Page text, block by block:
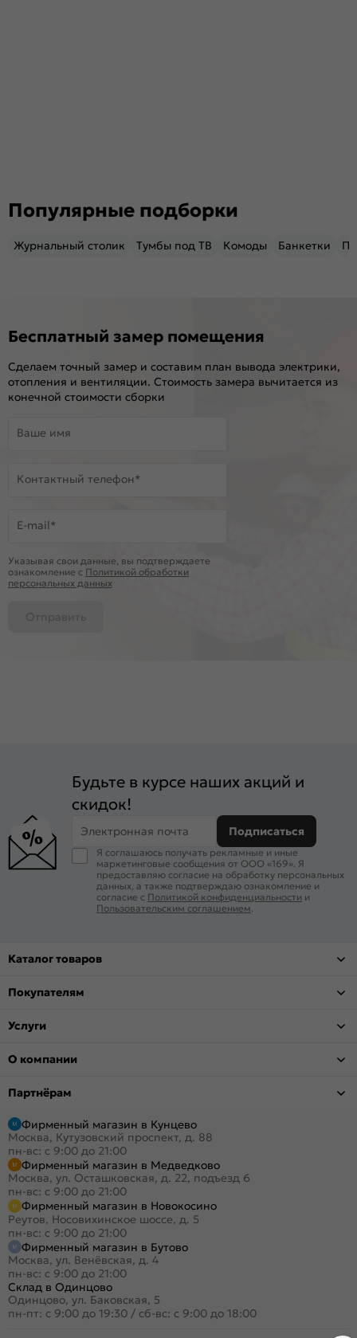
Популярные подборки
Журнальный столик Тумбы под ТВ Комоды Банкетки
Бесплатный замер помещения
Сделаем точный замер и составим план вывода электрики,
отопления и вентиляции. Стоимость замера вычитается из
конечной стоимости сборки
Ваше имя
Контактный телефон*
E-mail*
Указывая свои данные, вы подтверждаете
ознакомление c Политикой обработки
персональных данных
Отправить
Будьте в курсе наших акций и
скидок!
Электронная почта Подписаться
Я соглашаюсь получать рекламные и иные
маркетинговые сообщения от ООО «169». Я
предоставляю согласие на обработку персональных
данных, а также подтверждаю ознакомление и
согласие с Политикой конфиденциальности и
Пользовательским соглашением.
Каталог товаров
Покупателям
Услуги
О компании
Партнёрам
Фирменный магазин в Кунцево
Москва, Кутузовский проспект, д. 88
пн-вс: с 9:00 до 21:00
Фирменный магазин в Медведково
Москва, ул. Осташковская, д. 22, подъезд 6
пн-вс: с 9:00 до 21:00
Фирменный магазин в Новокосино
Реутов, Носовихинское шоссе, д. 5
пн-вс: с 9:00 до 21:00
Фирменный магазин в Бутово
Москва, ул. Венёвская, д. 4
пн-вс: с 9:00 до 21:00
Склад в Одинцово
Одинцово, ул. Баковская, 5
пн-пт: с 9:00 до 19:30 / сб-вс: с 9:00 до 18:00